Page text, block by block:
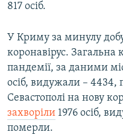
817 осіб.
У Криму за минулу
коронавірус. Загальна
пандемії, за даними
осіб, видужали – 4434,
Севастополі на нову
захворіли 1976 осіб,
померли.